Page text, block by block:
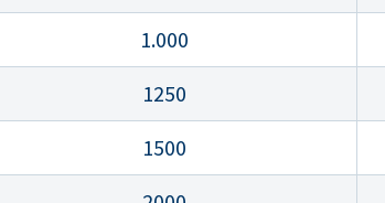
1.000
1250
1500